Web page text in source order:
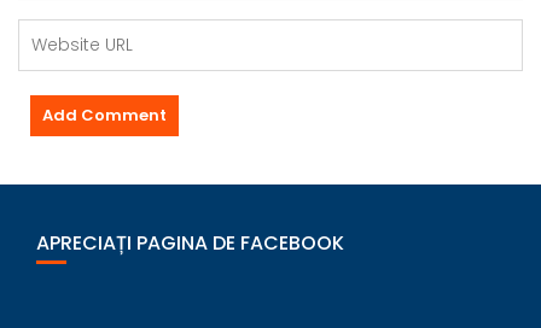
APRECIAȚI PAGINA DE FACEBOOK